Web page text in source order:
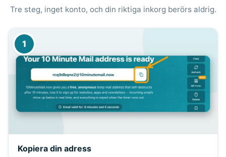
Tre steg, inget konto, och din riktiga inkorg berörs aldrig.
1
Kopiera din adress